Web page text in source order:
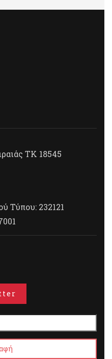
ΤΚ 18545
Τύπου: 232121